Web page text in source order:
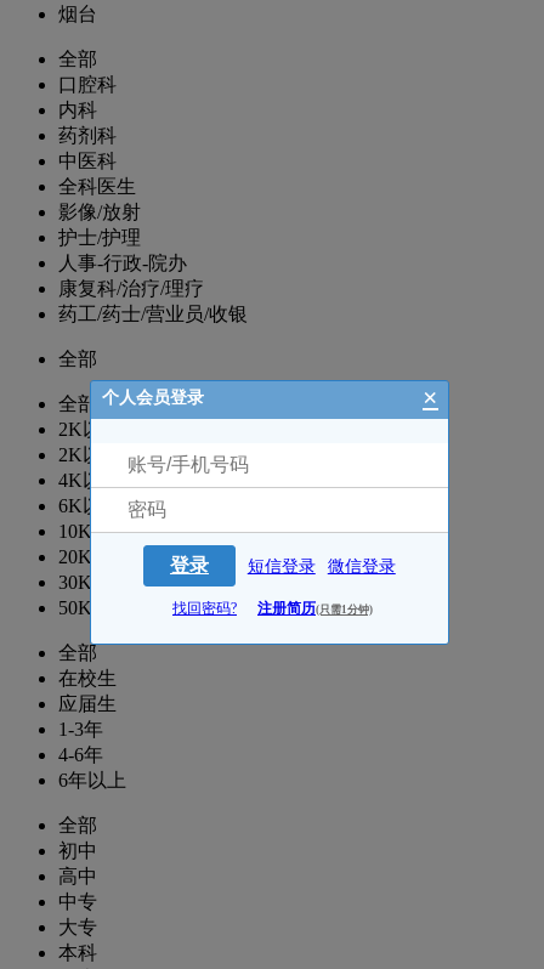
烟台
全部
口腔科
内科
药剂科
中医科
全科医生
影像/放射
护士/护理
人事-行政-院办
康复科/治疗/理疗
药工/药士/营业员/收银
全部
全部
2K以下
2K以上
4K以上
6K以上
10K以上
20K以上
30K以上
50K以上
全部
在校生
应届生
1-3年
4-6年
6年以上
全部
初中
高中
中专
大专
本科
个人会员登录 ×
登录 短信登录 微信登录
找回密码? 注册简历(只需1分钟)